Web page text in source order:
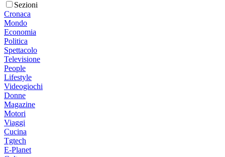
Sezioni
Cronaca
Mondo
Economia
Politica
Spettacolo
Televisione
People
Lifestyle
Videogiochi
Donne
Magazine
Motori
Viaggi
Cucina
Tgtech
E-Planet